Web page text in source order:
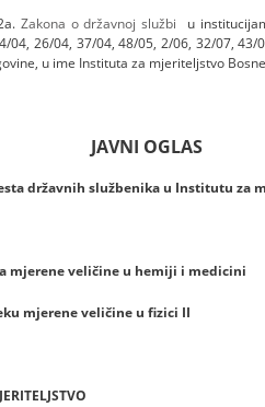
Zakona o državnoj službi u
04, 26/04, 37/04, 48/05, 2/06, 32/07,
u ime Instituta za mjeriteljstvo
JAVNI OGLAS
državnih službenika u Institutu za
mjerene veličine u hemiji i medicini
mjerene veličine u fizici II